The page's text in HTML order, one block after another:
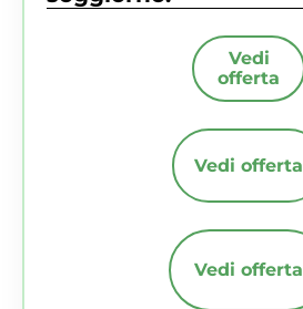
Vedi
offerta
Vedi offerta
Vedi offerta